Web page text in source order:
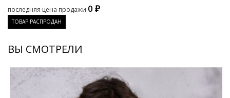
последняя цена продажи 0 ₽
ТОВАР РАСПРОДАН
ВЫ СМОТРЕЛИ